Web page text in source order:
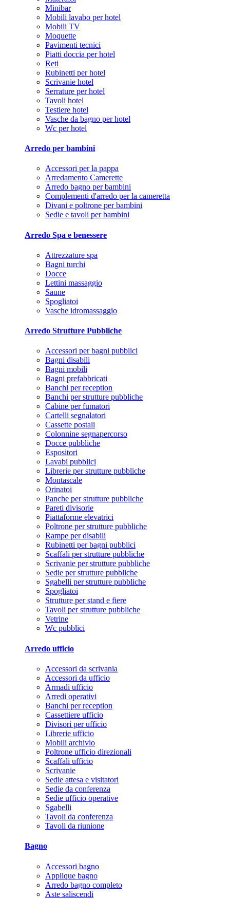
Minibar
Mobili lavabo per hotel
Mobili TV
Moquette
Pavimenti tecnici
Piatti doccia per hotel
Reti
Rubinetti per hotel
Scrivanie hotel
Serrature per hotel
Tavoli hotel
Testiere hotel
Vasche da bagno per hotel
Wc per hotel
Arredo per bambini
Accessori per la pappa
Arredamento Camerette
Arredo bagno per bambini
Complementi d'arredo per la cameretta
Divani e poltrone per bambini
Sedie e tavoli per bambini
Arredo Spa e benessere
Attrezzature spa
Bagni turchi
Docce
Lettini massaggio
Saune
Spogliatoi
Vasche idromassaggio
Arredo Strutture Pubbliche
Accessori per bagni pubblici
Bagni disabili
Bagni mobili
Bagni prefabbricati
Banchi per reception
Banchi per strutture pubbliche
Cabine per fumatori
Cartelli segnalatori
Cassette postali
Colonnine segnapercorso
Docce pubbliche
Espositori
Lavabi pubblici
Librerie per strutture pubbliche
Montascale
Orinatoi
Panche per strutture pubbliche
Pareti divisorie
Piattaforme elevatrici
Poltrone per strutture pubbliche
Rampe per disabili
Rubinetti per bagni pubblici
Scaffali per strutture pubbliche
Scrivanie per strutture pubbliche
Sedie per strutture pubbliche
Sgabelli per strutture pubbliche
Spogliatoi
Strutture per stand e fiere
Tavoli per strutture pubbliche
Vetrine
Wc pubblici
Arredo ufficio
Accessori da scrivania
Accessori da ufficio
Armadi ufficio
Arredi operativi
Banchi per reception
Cassettiere ufficio
Divisori per ufficio
Librerie ufficio
Mobili archivio
Poltrone ufficio direzionali
Scaffali ufficio
Scrivanie
Sedie attesa e visitatori
Sedie da conferenza
Sedie ufficio operative
Sgabelli
Tavoli da conferenza
Tavoli da riunione
Bagno
Accessori bagno
Applique bagno
Arredo bagno completo
Aste saliscendi